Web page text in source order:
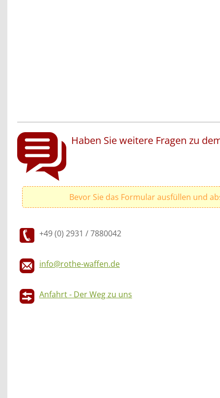
Haben Sie weitere Fragen zu
Bevor Sie das Formular ausfüllen und
+49 (0) 2931 / 7880042
info@rothe-waffen.de
Anfahrt - Der Weg zu uns